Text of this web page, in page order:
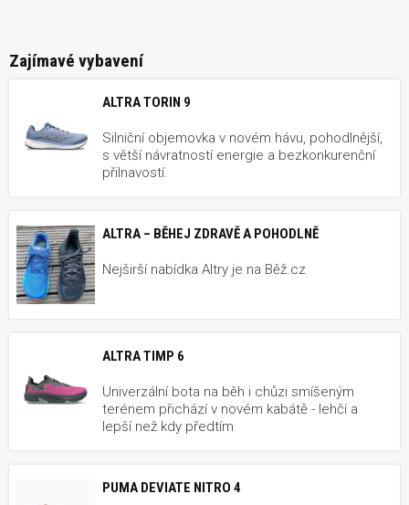
Zajímavé vybavení
ALTRA TORIN 9
Silniční objemovka v novém hávu, pohodlnější,
s větší návratností energie a bezkonkurenční
přilnavostí.
ALTRA – BĚHEJ ZDRAVĚ A POHODLNĚ
Nejširší nabídka Altry je na Běž.cz
ALTRA TIMP 6
Univerzální bota na běh i chůzi smíšeným
terénem přichází v novém kabátě - lehčí a
lepší než kdy předtím
PUMA DEVIATE NITRO 4